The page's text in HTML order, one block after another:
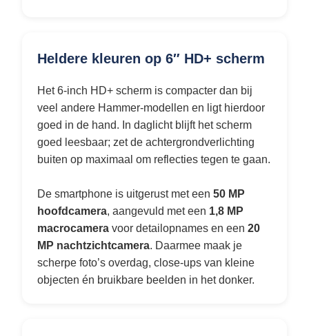
Heldere kleuren op 6″ HD+ scherm
Het 6-inch HD+ scherm is compacter dan bij
veel andere Hammer-modellen en ligt hierdoor
goed in de hand. In daglicht blijft het scherm
goed leesbaar; zet de achtergrondverlichting
buiten op maximaal om reflecties tegen te gaan.
De smartphone is uitgerust met een 50 MP
hoofdcamera, aangevuld met een 1,8 MP
macrocamera voor detailopnames en een 20
MP nachtzichtcamera. Daarmee maak je
scherpe foto’s overdag, close-ups van kleine
objecten én bruikbare beelden in het donker.